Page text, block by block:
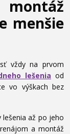
montáž
menšie
vždy na prvom
lešenia od
vo výškach bez
až po jeho
a montáž